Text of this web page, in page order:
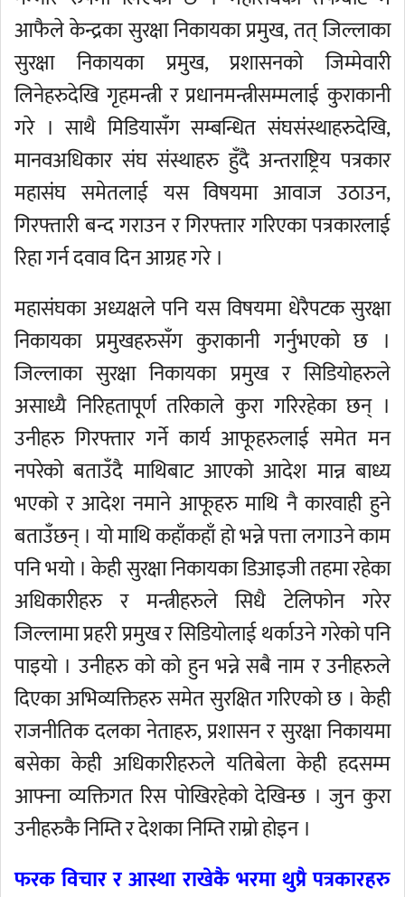
आफैले केन्द्रका सुरक्षा निकायका प्रमुख, तत् जिल्लाका
सुरक्षा निकायका प्रमुख, प्रशासनको जिम्मेवारी
लिनेहरुदेखि गृहमन्त्री र प्रधानमन्त्रीसम्मलाई कुराकानी
गरे । साथै मिडियासँग सम्बन्धित संघसंस्थाहरुदेखि,
मानवअधिकार संघ संस्थाहरु हुँदै अन्तराष्ट्रिय पत्रकार
महासंघ समेतलाई यस विषयमा आवाज उठाउन,
गिरफ्तारी बन्द गराउन र गिरफ्तार गरिएका पत्रकारलाई
रिहा गर्न दवाव दिन आग्रह गरे ।
महासंघका अध्यक्षले पनि यस विषयमा धेरैपटक सुरक्षा
निकायका प्रमुखहरुसँग कुराकानी गर्नुभएको छ ।
जिल्लाका सुरक्षा निकायका प्रमुख र सिडियोहरुले
असाध्यै निरिहतापूर्ण तरिकाले कुरा गरिरहेका छन् ।
उनीहरु गिरफ्तार गर्ने कार्य आफूहरुलाई समेत मन
नपरेको बताउँदै माथिबाट आएको आदेश मान्न बाध्य
भएको र आदेश नमाने आफूहरु माथि नै कारवाही हुने
बताउँछन् । यो माथि कहाँकहाँ हो भन्ने पत्ता लगाउने काम
पनि भयो । केही सुरक्षा निकायका डिआइजी तहमा रहेका
अधिकारीहरु र मन्त्रीहरुले सिधै टेलिफोन गरेर
जिल्लामा प्रहरी प्रमुख र सिडियोलाई थर्काउने गरेको पनि
पाइयो । उनीहरु को को हुन भन्ने सबै नाम र उनीहरुले
दिएका अभिव्यक्तिहरु समेत सुरक्षित गरिएको छ । केही
राजनीतिक दलका नेताहरु, प्रशासन र सुरक्षा निकायमा
बसेका केही अधिकारीहरुले यतिबेला केही हदसम्म
आफ्ना व्यक्तिगत रिस पोखिरहेको देखिन्छ । जुन कुरा
उनीहरुकै निम्ति र देशका निम्ति राम्रो होइन ।
फरक विचार र आस्था राखेकै भरमा थुप्रै पत्रकारहरु